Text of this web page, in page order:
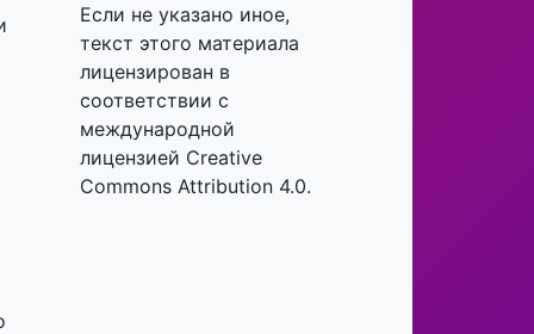
Если не указано иное,
текст этого материала
лицензирован в
соответствии с
международной
лицензией Creative
Commons Attribution 4.0.